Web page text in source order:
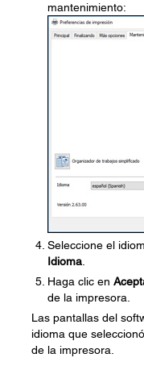
mantenimiento:
Seleccione el
Idioma
Haga clic en
de la impresora.
Las pantallas del
idioma que
de la impresora.